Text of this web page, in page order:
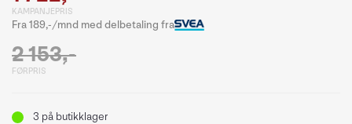
KAMPANJEPRIS
Fra 189,-/mnd med delbetaling fra
2 153,-
FØRPRIS
3 på butikklager